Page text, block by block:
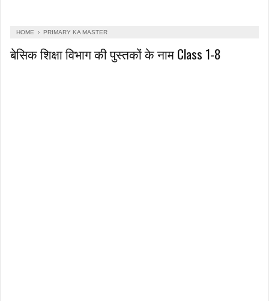
HOME › PRIMARY KA MASTER
बेसिक शिक्षा विभाग की पुस्तकों के नाम Class 1-8